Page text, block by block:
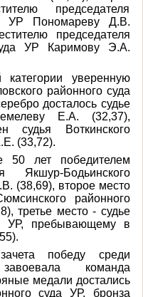
председателя
УР Пономареву Д.В.
председателя
УР Каримову Э.А.
уверенную
районного суда
досталось судье
Е.А. (32,37),
судья Воткинского
(33,72).
50 лет победителем
Якшур-Бодьинского
(38,69), второе место
районного
третье место - судье
УР, пребывающему в
победу среди
команда
медали достались
суда УР, бронза